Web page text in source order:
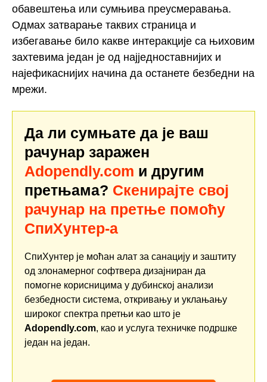
обавештења или сумњива преусмеравања.
Одмах затварање таквих страница и
избегавање било какве интеракције са њиховим
захтевима један је од најједноставнијих и
најефикаснијих начина да останете безбедни на
мрежи.
Да ли сумњате да је ваш
рачунар заражен
Adopendly.com и другим
претњама? Скенирајте свој
рачунар на претње помоћу
СпиХунтер-а
СпиХунтер је моћан алат за санацију и заштиту
од злонамерног софтвера дизајниран да
помогне корисницима у дубинској анализи
безбедности система, откривању и уклањању
широког спектра претњи као што је
Adopendly.com, као и услуга техничке подршке
један на један.